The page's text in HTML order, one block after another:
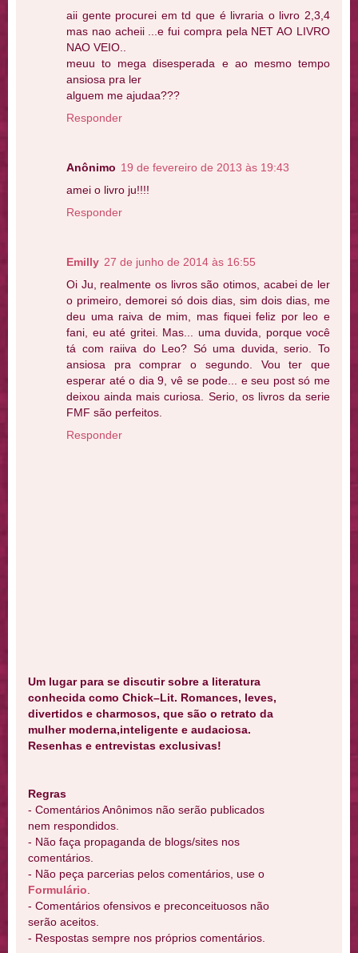
aii gente procurei em td que é livraria o livro 2,3,4
mas nao acheii ...e fui compra pela NET AO LIVRO
NAO VEIO..
meuu to mega disesperada e ao mesmo tempo
ansiosa pra ler
alguem me ajudaa???
Responder
Anônimo 19 de fevereiro de 2013 às 19:43
amei o livro ju!!!!
Responder
Emilly 27 de junho de 2014 às 16:55
Oi Ju, realmente os livros são otimos, acabei de ler
o primeiro, demorei só dois dias, sim dois dias, me
deu uma raiva de mim, mas fiquei feliz por leo e
fani, eu até gritei. Mas... uma duvida, porque você
tá com raiiva do Leo? Só uma duvida, serio. To
ansiosa pra comprar o segundo. Vou ter que
esperar até o dia 9, vê se pode... e seu post só me
deixou ainda mais curiosa. Serio, os livros da serie
FMF são perfeitos.
Responder
Um lugar para se discutir sobre a literatura
conhecida como Chick–Lit. Romances, leves,
divertidos e charmosos, que são o retrato da
mulher moderna,inteligente e audaciosa.
Resenhas e entrevistas exclusivas!
Regras
- Comentários Anônimos não serão publicados
nem respondidos.
- Não faça propaganda de blogs/sites nos
comentários.
- Não peça parcerias pelos comentários, use o
Formulário
- Comentários ofensivos e preconceituosos não
serão aceitos.
- Respostas sempre nos próprios comentários.